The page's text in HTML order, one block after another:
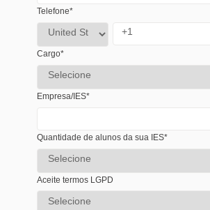
Telefone*
Cargo*
Empresa/IES*
Quantidade de alunos da sua IES*
Aceite termos LGPD